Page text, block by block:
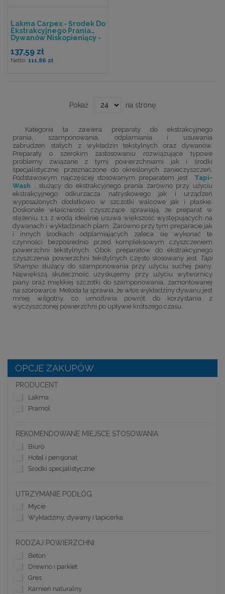
Lakma Carpex - Środek Do
Ekstrakcyjnego Prania
Dywanów Niskopieniący -
137,59 zł
111,86 zł
Pokaż na stronę
Kategoria ta zawiera preparaty do ekstrakcyjnego
prania, szamponowania, odplamiania i usuwania
zabrudzeń stałych z wykładzin tekstylnych oraz dywanów.
Preparaty o szerokim zastosowaniu rozwiązujące typowe
problemy związane z tymi powierzchniami jak i środki
specjalistyczne, przeznaczone do określonych zanieczyszczeń.
Podstawowym najczęściej stosowanym preparatem jest
Tapi-
Wash
, służący do ekstrakcyjnego prania zarówno przy użyciu
ekstrakcyjnego odkurzacza natryskowego jak i urządzeń
wyposażonych dodatkowo w szczotki walcowe jak i płaskie.
Doskonałe właściwości czyszczące sprawiają, że preparat w
stężeniu 1:1 z wodą idealnie usuwa większość występujących na
dywanach i wykładzinach plam. Zarówno przy tym preparacie jak
i innych środkach odplamiających zaleca się wykonać te
czynności bezpośrednio przed kompleksowym czyszczeniem
powierzchni tekstylnych. Obok preparatów do ekstrakcyjnego
czyszczenia powierzchni tekstylnych często stosowany jest Tapi
Shampo służący do szamponowania przy użyciu suchej piany.
Największą skuteczność uzyskujemy przy użyciu wytwornicy
piany oraz miękkiej szczotki do szamponowania, zamontowanej
na szorowarce. Metoda ta sprawia, że włos wykładziny dywanu jest
mniej wilgotny, co umożliwia powrót do korzystania z
wyczyszczonej powierzchni po upływie krótszego czasu.
OPCJE ZAKUPÓW
PRODUCENT
Lakma
Pramol
REKOMENDOWANE MIEJSCE STOSOWANIA
Biuro
Hotel i pensjonat
Środki specjalistyczne
UTRZYMANIE PODŁÓG
Mycie
Wykładziny, dywany i tapicerka
RODZAJ POWIERZCHNI
Beton
Drewno i parkiet
Gres
Kamień naturalny